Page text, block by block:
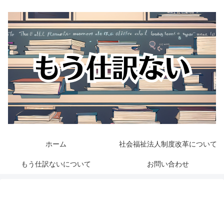
ホーム 社会福祉法人制度改革について
もう仕訳ないについて お問い合わせ